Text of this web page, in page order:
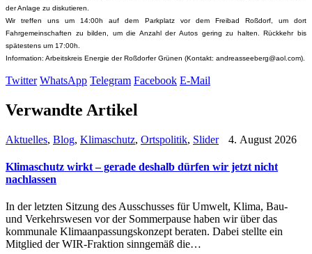
der Anlage zu diskutieren.
Wir treffen uns um 14:00h auf dem Parkplatz vor dem Freibad Roßdorf, um dort
Fahrgemeinschaften zu bilden, um die Anzahl der Autos gering zu halten. Rückkehr bis
spätestens um 17:00h.
Information: Arbeitskreis Energie der Roßdorfer Grünen (Kontakt: andreasseeberg@aol.com).
Twitter WhatsApp Telegram Facebook E-Mail
Verwandte Artikel
Aktuelles, Blog, Klimaschutz, Ortspolitik, Slider 4. August 2026
Klimaschutz wirkt – gerade deshalb dürfen wir jetzt nicht
nachlassen
In der letzten Sitzung des Ausschusses für Umwelt, Klima, Bau-
und Verkehrswesen vor der Sommerpause haben wir über das
kommunale Klimaanpassungskonzept beraten. Dabei stellte ein
Mitglied der WIR-Fraktion sinngemäß die…